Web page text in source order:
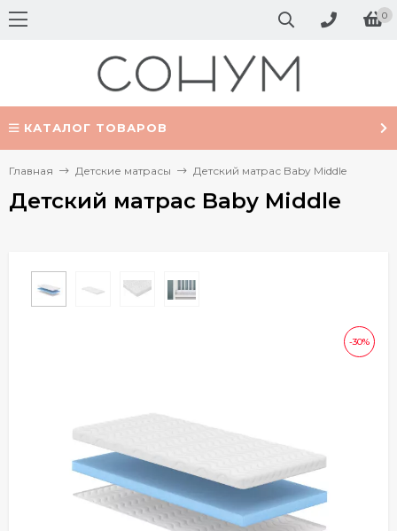
0
КАТАЛОГ ТОВАРОВ
Главная Детские матрасы Детский матрас Baby Middle
Детский матрас Baby Middle
-30%